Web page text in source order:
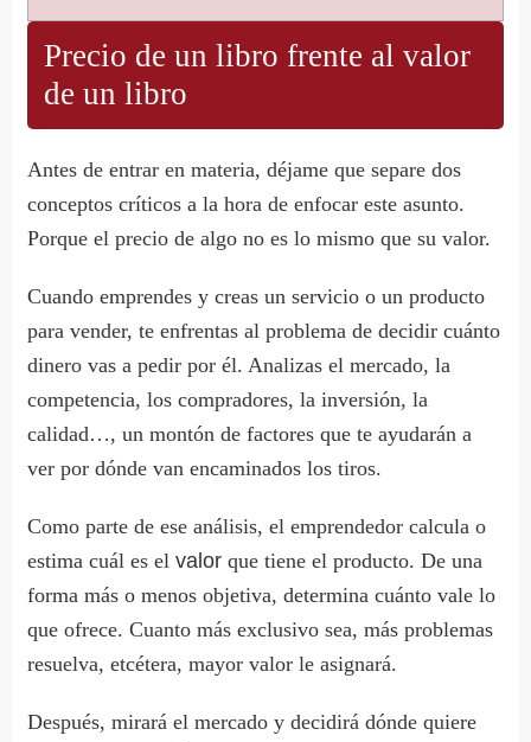
Precio de un libro frente al valor
de un libro
Antes de entrar en materia, déjame que separe dos
conceptos críticos a la hora de enfocar este asunto.
Porque el precio de algo no es lo mismo que su valor.
Cuando emprendes y creas un servicio o un producto
para vender, te enfrentas al problema de decidir cuánto
dinero vas a pedir por él. Analizas el mercado, la
competencia, los compradores, la inversión, la
calidad…, un montón de factores que te ayudarán a
ver por dónde van encaminados los tiros.
Como parte de ese análisis, el emprendedor calcula o
estima cuál es elvalor que tiene el producto. De una
forma más o menos objetiva, determina cuánto vale lo
que ofrece. Cuanto más exclusivo sea, más problemas
resuelva, etcétera, mayor valor le asignará.
Después, mirará el mercado y decidirá dónde quiere